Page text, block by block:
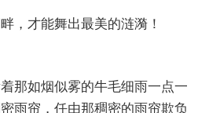
，才能舞出最美的涟漪！
那如烟似雾的牛毛细雨一点一
雨帘，任由那稠密的雨帘欺负